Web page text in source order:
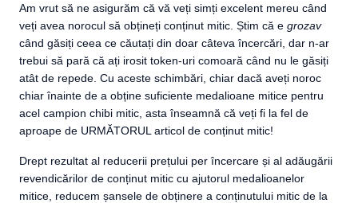
Am vrut să ne asigurăm că vă veți simți excelent mereu când
veți avea norocul să obțineți conținut mitic. Știm că e grozav
când găsiți ceea ce căutați din doar câteva încercări, dar n-ar
trebui să pară că ați irosit token-uri comoară când nu le găsiți
atât de repede. Cu aceste schimbări, chiar dacă aveți noroc
chiar înainte de a obține suficiente medalioane mitice pentru
acel campion chibi mitic, asta înseamnă că veți fi la fel de
aproape de URMĂTORUL articol de conținut mitic!
Drept rezultat al reducerii prețului per încercare și al adăugării
revendicărilor de conținut mitic cu ajutorul medalioanelor
mitice, reducem șansele de obținere a conținutului mitic de la